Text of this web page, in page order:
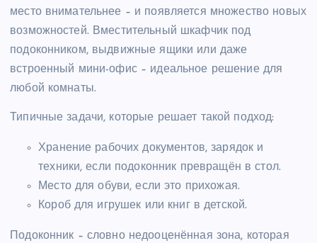
место внимательнее – и появляется множество новых
возможностей. Вместительный шкафчик под
подоконником, выдвижные ящики или даже
встроенный мини-офис – идеальное решение для
любой комнаты.
Типичные задачи, которые решает такой подход:
Хранение рабочих документов, зарядок и
техники, если подоконник превращён в стол.
Место для обуви, если это прихожая.
Короб для игрушек или книг в детской.
Подоконник – словно недооценённая зона, которая